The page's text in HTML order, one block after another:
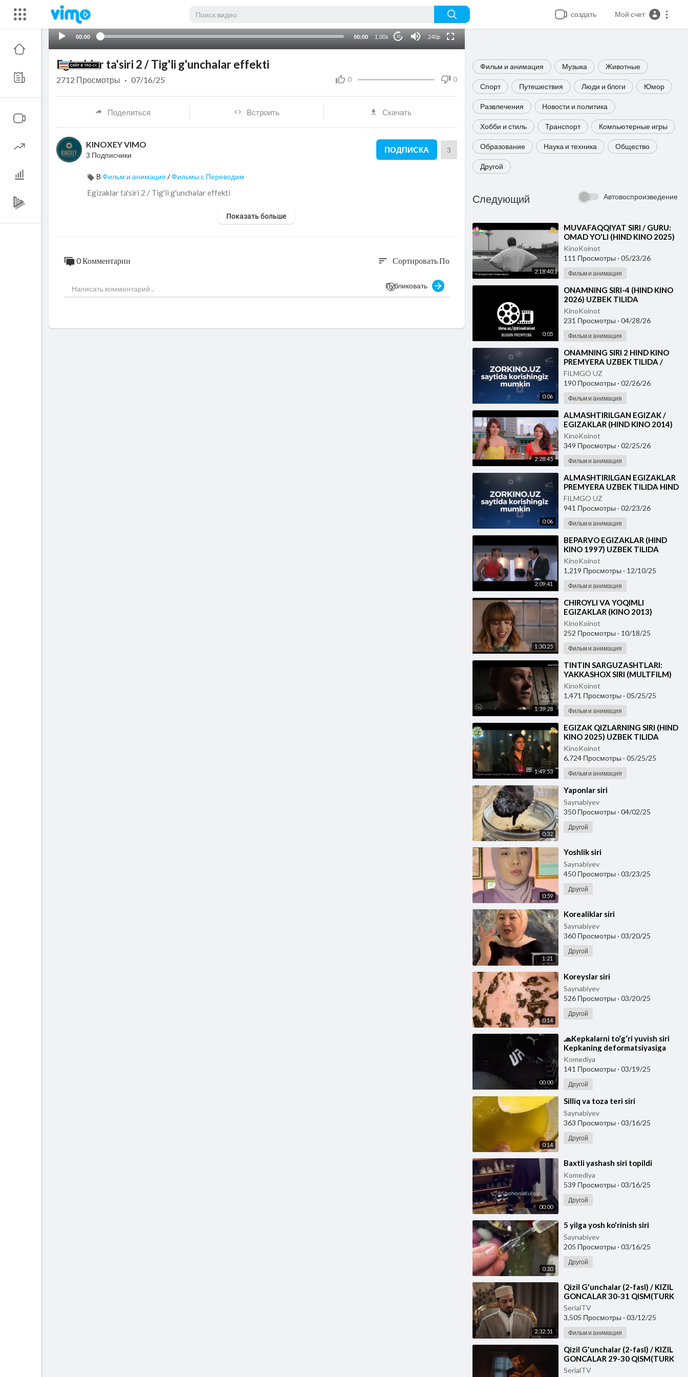
создать Мой счет
00:00 00:00 1.00x 10 240p
Фильм и анимация Музыка Животные
Спорт Путешествия Люди и блоги Юмор
Развлечения Новости и политика
Хобби и стиль Транспорт Компьютерные игры
Образование Наука и техника Общество
Другой
Следующий Автовоспроизведение
2:18:40
⁣MUVAFAQQIYAT SIRI / GURU:
OMAD YO'LI (HIND KINO 2025)
UZBEK TILIDA
KinoKoinot
111 Просмотры · 05/23/26
Фильм и анимация
0:05
⁣ONAMNING SIRI-4 (HIND KINO
2026) UZBEK TILIDA
KinoKoinot
231 Просмотры · 04/28/26
Фильм и анимация
0:06
⁣ONAMNING SIRI 2 HIND KINO
PREMYERA UZBEK TILIDA /
EKLAVYA 2007
FILMGO UZ
190 Просмотры · 02/26/26
Фильм и анимация
2:28:45
⁣ALMASHTIRILGAN EGIZAK /
EGIZAKLAR (HIND KINO 2014)
O'ZBEK TILIDA
KinoKoinot
349 Просмотры · 02/25/26
Фильм и анимация
0:06
⁣ALMASHTIRILGAN EGIZAKLAR
PREMYERA UZBEK TILIDA HIND
KINOSI 2014
FILMGO UZ
941 Просмотры · 02/23/26
Фильм и анимация
2:09:41
⁣BEPARVO EGIZAKLAR (HIND
KINO 1997) UZBEK TILIDA
KinoKoinot
1,219 Просмотры · 12/10/25
Фильм и анимация
1:30:25
⁣CHIROYLI VA YOQIMLI
EGIZAKLAR (KINO 2013)
O'ZBEK TILIDA
KinoKoinot
252 Просмотры · 10/18/25
Фильм и анимация
1:39:28
⁣TINTIN SARGUZASHTLARI:
YAKKASHOX SIRI (MULTFILM)
O'ZBEK TILIDA
KinoKoinot
1,471 Просмотры · 05/25/25
Фильм и анимация
1:49:53
⁣EGIZAK QIZLARNING SIRI (HIND
KINO 2025) UZBEK TILIDA
KinoKoinot
6,724 Просмотры · 05/25/25
Фильм и анимация
0:32
⁣Yaponlar siri
Saynabiyev
350 Просмотры · 04/02/25
Другой
0:59
⁣Yoshlik siri
Saynabiyev
450 Просмотры · 03/23/25
Другой
1:21
⁣Korealiklar siri
Saynabiyev
360 Просмотры · 03/20/25
Другой
0:14
⁣Koreyslar siri
Saynabiyev
526 Просмотры · 03/20/25
Другой
00:00
⁣🧢Kepkalarni to‘g‘ri yuvish siri
Kepkaning deformatsiyasiga
ya’ni formasi buzilishiga yo‘l
qo‘ymasli
Komediya
141 Просмотры · 03/19/25
Другой
0:14
⁣Silliq va toza teri siri
Saynabiyev
363 Просмотры · 03/16/25
Другой
00:00
⁣Baxtli yashash siri topildi
Komediya
539 Просмотры · 03/16/25
Другой
0:30
⁣5 yilga yosh ko'rinish siri
Saynabiyev
205 Просмотры · 03/16/25
Другой
2:32:51
⁣Qizil G'unchalar (2-fasl) / KIZIL
GONCALAR 30-31 QISM(TURK
SERIALI) TURK TILIDA
SerialTV
3,505 Просмотры · 03/12/25
Фильм и анимация
⁣Qizil G'unchalar (2-fasl) / KIZIL
GONCALAR 29-30 QISM(TURK
SERIALI) TURK TILIDA
SerialTV
Egizaklar ta'siri 2 / Tig'li g'unchalar effekti
0 0
2712 Просмотры · 07/16/25
Поделиться Встроить Скачать
KINOXEY VIMO
3 Подписчики
ПОДПИСКА 3
ВФильм и анимация /Фильмы с Переводим
⁣Egizaklar ta'siri 2 / Tig'li g'unchalar effekti
Показать больше
0 Комментарии sort Сортировать По
Публиковать